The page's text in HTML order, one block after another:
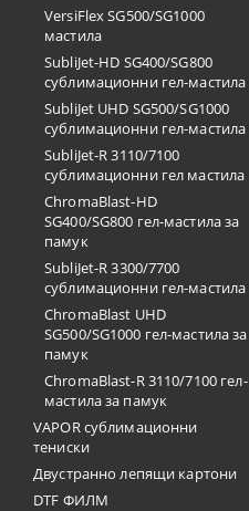
VersiFlex SG500/SG1000
мастила
SubliJet-HD SG400/SG800
сублимационни гел-мастила
SubliJet UHD SG500/SG1000
сублимационни гел-мастила
SubliJet-R 3110/7100
сублимационни гел мастила
ChromaBlast-HD
SG400/SG800 гел-мастила за
памук
SubliJet-R 3300/7700
сублимационни гел-мастила
ChromaBlast UHD
SG500/SG1000 гел-мастила за
памук
ChromaBlast-R 3110/7100 гел-
мастила за памук
VAPOR сублимационни
тениски
Двустранно лепящи картони
DTF ФИЛМ